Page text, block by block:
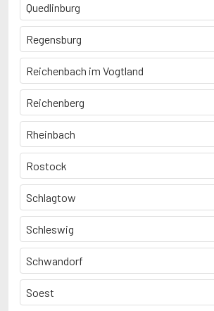
Quedlinburg
Regensburg
Reichenbach im Vogtland
Reichenberg
Rheinbach
Rostock
Schlagtow
Schleswig
Schwandorf
Soest